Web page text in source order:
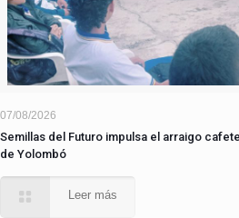
07/08/2026
Semillas del Futuro impulsa el arraigo
de Yolombó
Leer más